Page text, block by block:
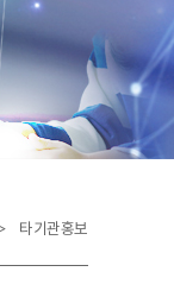
기관홍보